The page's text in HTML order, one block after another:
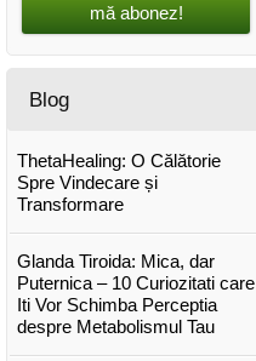
mă abonez!
Blog
ThetaHealing: O Călătorie
Spre Vindecare și
Transformare
Glanda Tiroida: Mica, dar
Puternica – 10 Curiozitati care
Iti Vor Schimba Perceptia
despre Metabolismul Tau